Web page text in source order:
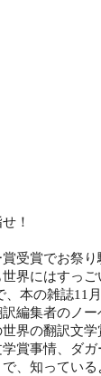
！
受賞でお祭り
界にはすっ
、本の雑誌11
編集者のノ
界の翻訳文
賞事情、ダ
、知ってい